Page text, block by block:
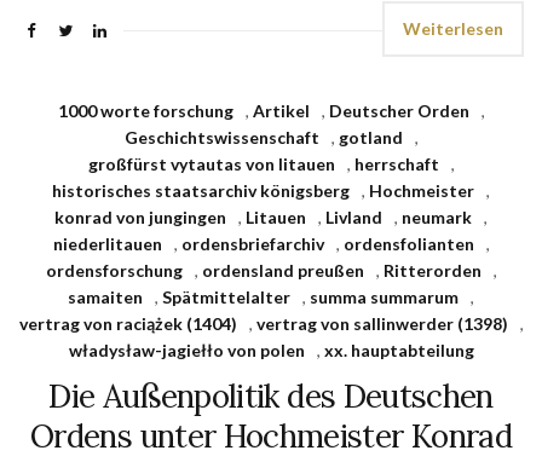
Weiterlesen
1000 worte forschung , Artikel , Deutscher Orden
,
Geschichtswissenschaft
, gotland
,
großfürst vytautas von litauen
, herrschaft
,
historisches staatsarchiv königsberg , Hochmeister ,
konrad von jungingen
, Litauen , Livland , neumark ,
niederlitauen
, ordensbriefarchiv , ordensfolianten
,
ordensforschung
, ordensland preußen , Ritterorden
,
samaiten
, Spätmittelalter , summa summarum ,
vertrag von raciążek (1404)
, vertrag von sallinwerder (1398)
,
władysław-jagiełło von polen
, xx. hauptabteilung
Die Außenpolitik des Deutschen
Ordens unter Hochmeister Konrad